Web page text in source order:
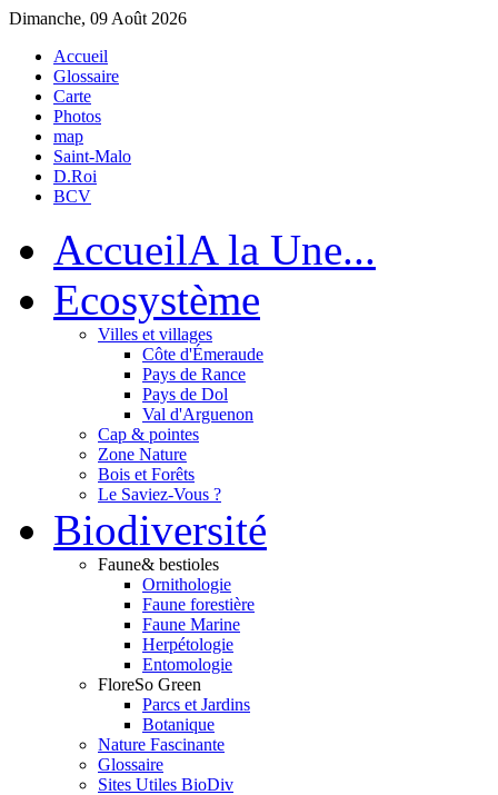
Dimanche, 09 Août 2026
Accueil
Glossaire
Carte
Photos
map
Saint-Malo
D.Roi
BCV
AccueilA la Une...
Ecosystème
Villes et villages
Côte d'Émeraude
Pays de Rance
Pays de Dol
Val d'Arguenon
Cap & pointes
Zone Nature
Bois et Forêts
Le Saviez-Vous ?
Biodiversité
Faune& bestioles
Ornithologie
Faune forestière
Faune Marine
Herpétologie
Entomologie
FloreSo Green
Parcs et Jardins
Botanique
Nature Fascinante
Glossaire
Sites Utiles BioDiv